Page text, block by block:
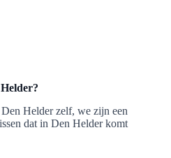
Helder zelf, we zijn een
dat in Den Helder komt